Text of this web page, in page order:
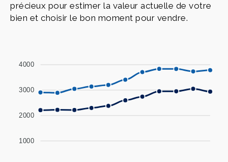
précieux pour estimer la valeur actuelle de votre
bien et choisir le bon moment pour vendre.
4000
3000
2000
1000